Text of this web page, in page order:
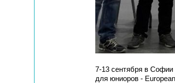
7-13 сентября в
для юниоров -